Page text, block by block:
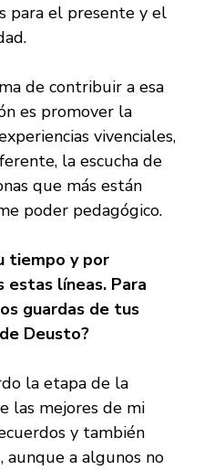
para el presente y el
de contribuir a esa
es promover la
vivenciales,
la escucha de
que más están
poder pedagógico.
tiempo y por
líneas. Para
guardas de tus
Deusto?
la etapa de la
las mejores de mi
y también
aunque a algunos no